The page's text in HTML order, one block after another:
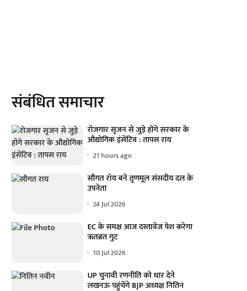
संबंधित समाचार
रोजगार सृजन से जुड़े होंगे सरकार के
औद्योगिक इंसेंटिव : तापस राय
21 hours ago
सौगत रॉय बने तृणमूल संसदीय दल के
उपनेता
24 Jul 2026
EC के समक्ष आज दस्तावेज पेश करेगा
ऋतब्रत गुट
10 Jul 2026
UP चुनावी रणनीति को धार देने
लखनऊ पहुंचेंगे BJP अध्यक्ष नितिन